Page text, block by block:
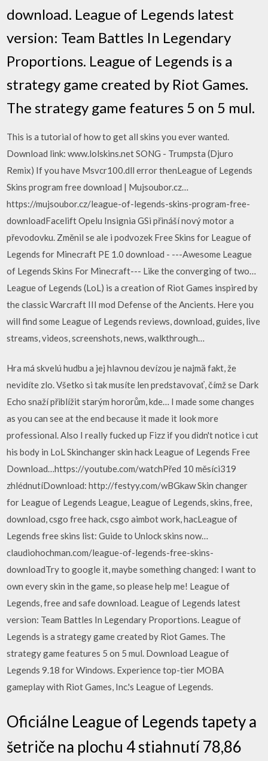
download. League of Legends latest
version: Team Battles In Legendary
Proportions. League of Legends is a
strategy game created by Riot Games.
The strategy game features 5 on 5 mul.
This is a tutorial of how to get all skins you ever wanted.
Download link: www.lolskins.net SONG - Trumpsta (Djuro
Remix) If you have Msvcr100.dll error thenLeague of Legends
Skins program free download | Mujsoubor.cz…
https://mujsoubor.cz/league-of-legends-skins-program-free-
downloadFacelift Opelu Insignia GSi přináší nový motor a
převodovku. Změnil se ale i podvozek Free Skins for League of
Legends for Minecraft PE 1.0 download - ---Awesome League
of Legends Skins For Minecraft--- Like the converging of two…
League of Legends (LoL) is a creation of Riot Games inspired by
the classic Warcraft III mod Defense of the Ancients. Here you
will find some League of Legends reviews, download, guides, live
streams, videos, screenshots, news, walkthrough…
Hra má skvelú hudbu a jej hlavnou devízou je najmä fakt, že
nevidíte zlo. Všetko si tak musíte len predstavovať, čímž se Dark
Echo snaží přiblížit starým hororům, kde… I made some changes
as you can see at the end because it made it look more
professional. Also I really fucked up Fizz if you didn't notice i cut
his body in LoL Skinchanger skin hack League of Legends Free
Download…https://youtube.com/watchPřed 10 měsíci319
zhlédnutíDownload: http://festyy.com/wBGkaw Skin changer
for League of Legends League, League of Legends, skins, free,
download, csgo free hack, csgo aimbot work, hacLeague of
Legends free skins list: Guide to Unlock skins now…
claudiohochman.com/league-of-legends-free-skins-
downloadTry to google it, maybe something changed: I want to
own every skin in the game, so please help me! League of
Legends, free and safe download. League of Legends latest
version: Team Battles In Legendary Proportions. League of
Legends is a strategy game created by Riot Games. The
strategy game features 5 on 5 mul. Download League of
Legends 9.18 for Windows. Experience top-tier MOBA
gameplay with Riot Games, Inc.'s League of Legends.
Oficiálne League of Legends tapety a
šetriče na plochu 4 stiahnutí 78,86